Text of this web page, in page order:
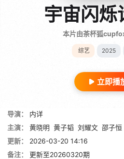
宇宙闪烁
本片由茶杯狐
综艺 2025
立即播
导演：
内详
主演：
黄晓明 黄子韬 刘耀文 邵子恒
更新：
2026-03-20 14:16
备注：
更新至20260320期